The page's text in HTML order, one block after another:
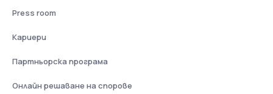
Press room
Кариери
Партньорска програма
Онлайн решаване на спорове